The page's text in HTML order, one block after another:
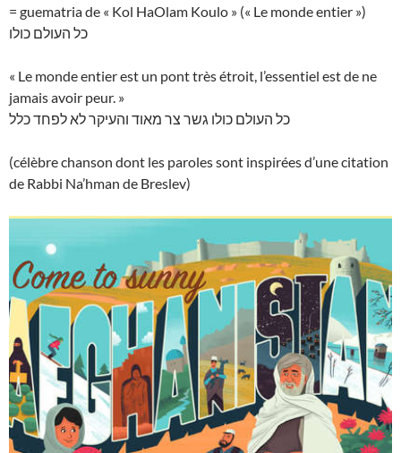
= guematria de « Kol HaOlam Koulo » (« Le monde entier »)
כל העולם כולו
« Le monde entier est un pont très étroit, l’essentiel est de ne
jamais avoir peur. »
כל העולם כולו גשר צר מאוד והעיקר לא לפחד כלל
(célèbre chanson dont les paroles sont inspirées d’une citation
de Rabbi Na’hman de Breslev)